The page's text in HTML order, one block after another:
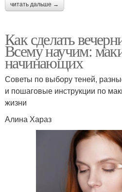
читать дальше →
Как сделать
Всему научим:
начинающих
Советы по выбору теней,
и пошаговые инструкции по
жизни
Алина Хараз